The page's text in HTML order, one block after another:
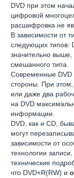
DVD при этом
цифровой
расшифровка не
В зависимости от
следующих типов:
значительно
смешанного типа.
Современные DVD
стороны. При
или даже два
на DVD
информации.
DVD, как и CD,
могут
зависимости от
технологии
технические
что DVD+R(RW) и